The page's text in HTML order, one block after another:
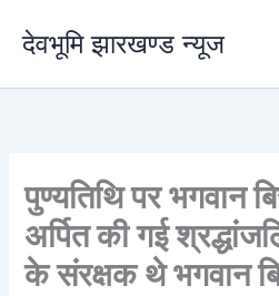
content
देवभूमि झारखण्ड न्यूज
पुण्यतिथि पर भगवान
अर्पित की गई
के संरक्षक थे भगवान